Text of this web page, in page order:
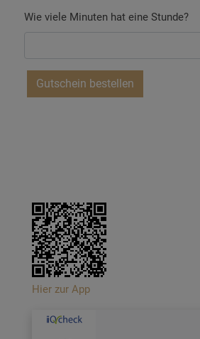
Wie viele Minuten hat eine Stunde?
Hier zur App